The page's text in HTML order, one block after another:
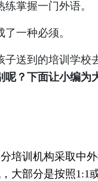
掌握一门外语。
一种必须。
送到的培训学校
？下面让小编为
培训机构采取中
大部分是按照1:1